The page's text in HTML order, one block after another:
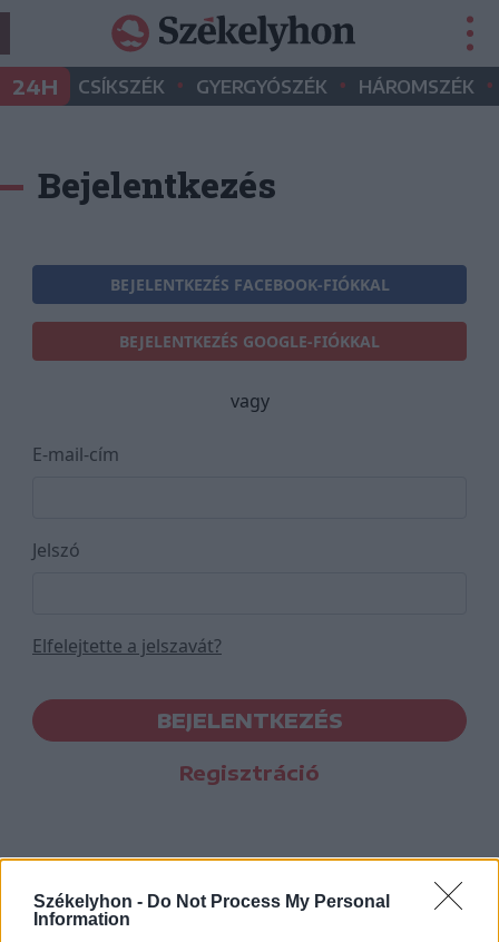
Székelyhon - Do Not Process My Personal
Information
24H CSÍKSZÉK • GYERGYÓSZÉK • HÁROMSZÉK •
Bejelentkezés
BEJELENTKEZÉS FACEBOOK-FIÓKKAL
BEJELENTKEZÉS GOOGLE-FIÓKKAL
vagy
E-mail-cím
Jelszó
Elfelejtette a jelszavát?
BEJELENTKEZÉS
Regisztráció